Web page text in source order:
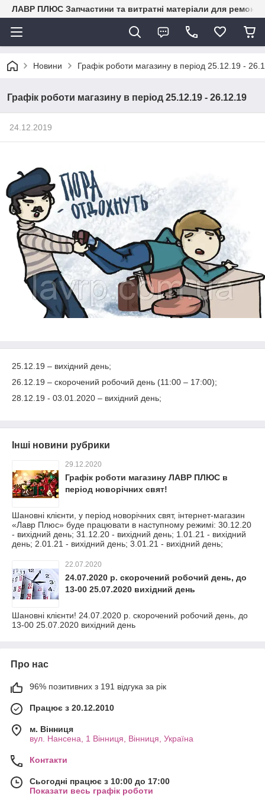
ЛАВР ПЛЮС Запчастини та витратні матеріали для ремонту
Новини Графік роботи магазину в період 25.12.19 -
Графік роботи магазину в період 25.12.19 - 26.12.19
24.12.2019
25.12.19 – вихідний день;
26.12.19 – скорочений робочий день (11:00 – 17:00);
28.12.19 - 03.01.2020 – вихідний день;
Інші новини рубрики
29.12.2020
Графік роботи магазину ЛАВР ПЛЮС в
період новорічних свят!
Шановні клієнти, у період новорічних свят, інтернет-магазин
«Лавр Плюс» буде працювати в наступному режимі: 30.12.20
- вихідний день; 31.12.20 - вихідний день; 1.01.21 - вихідний
день; 2.01.21 - вихідний день; 3.01.21 - вихідний день;
22.07.2020
24.07.2020 р. скорочений робочий день, до
13-00 25.07.2020 вихідний день
Шановні клієнти! 24.07.2020 р. скорочений робочий день, до
13-00 25.07.2020 вихідний день
Про нас
96% позитивних з 191 відгука за рік
Працює з 20.12.2010
м. Вінниця
вул. Нансена, 1 Вінниця, Вінниця, Україна
Контакти
Сьогодні працює з 10:00 до 17:00
Показати весь графік роботи